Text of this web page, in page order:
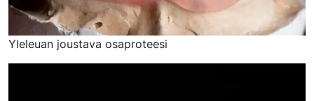
Yleleuan joustava osaproteesi